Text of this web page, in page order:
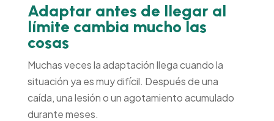
Adaptar antes de llegar al
límite cambia mucho las
cosas
Muchas veces la adaptación llega cuando la
situación ya es muy difícil. Después de una
caída, una lesión o un agotamiento acumulado
durante meses.